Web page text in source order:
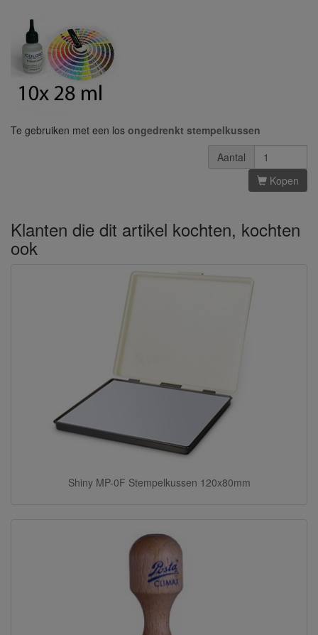
Te gebruiken met een los ongedrenkt stempelkussen
Aantal
Kopen
Klanten die dit artikel kochten, kochten
ook
Shiny MP-0F Stempelkussen 120x80mm